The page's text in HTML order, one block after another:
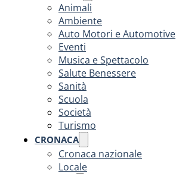
Animali
Ambiente
Auto Motori e Automotive
Eventi
Musica e Spettacolo
Salute Benessere
Sanità
Scuola
Società
Turismo
CRONACA
Cronaca nazionale
Locale